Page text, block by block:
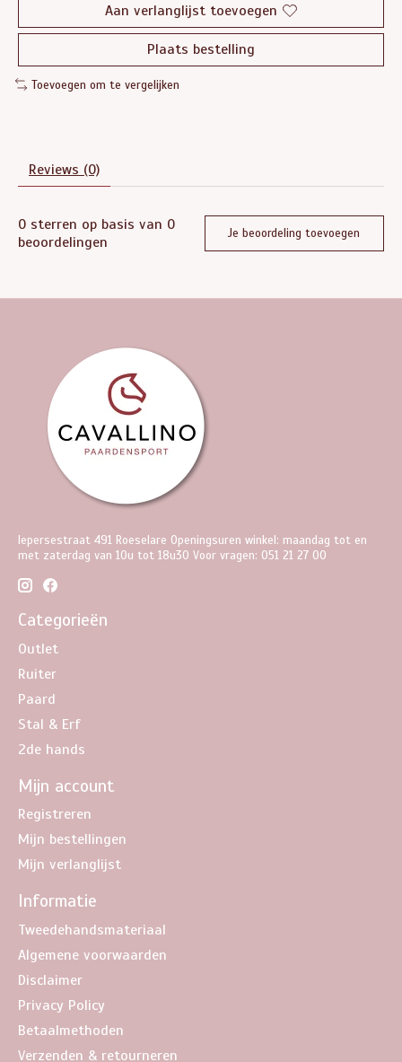
Aan verlanglijst toevoegen
Plaats bestelling
Toevoegen om te vergelijken
Reviews (0)
0 sterren op basis van 0
beoordelingen
Je beoordeling toevoegen
Iepersestraat 491 Roeselare Openingsuren winkel: maandag tot en
met zaterdag van 10u tot 18u30 Voor vragen: 051 21 27 00
Categorieën
Outlet
Ruiter
Paard
Stal & Erf
2de hands
Mijn account
Registreren
Mijn bestellingen
Mijn verlanglijst
Informatie
Tweedehandsmateriaal
Algemene voorwaarden
Disclaimer
Privacy Policy
Betaalmethoden
Verzenden & retourneren